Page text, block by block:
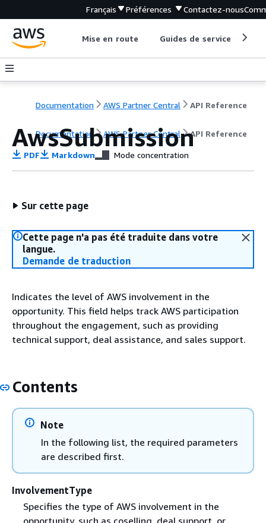
Français Préférences Contactez-nous
Mise en route Guides de service
Documentation AWS Partner Central API Reference
Documentation AWS Partner Central API Reference
AwsSubmission
PDF Markdown Mode concentration
Sur cette page
Cette page n'a pas été traduite dans votre
langue.
Demande de traduction
Indicates the level of AWS involvement in the
opportunity. This field helps track AWS participation
throughout the engagement, such as providing
technical support, deal assistance, and sales support.
Contents
Note
In the following list, the required parameters
are described first.
InvolvementType
Specifies the type of AWS involvement in the
opportunity, such as coselling, deal support, or